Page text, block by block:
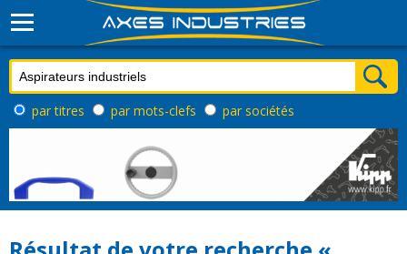
par titres par mots-clefs par sociétés